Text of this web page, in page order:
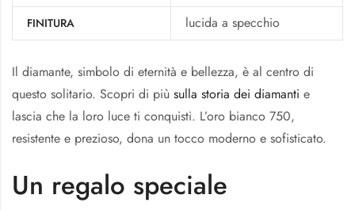
FINITURA lucida a specchio
Il diamante, simbolo di eternità e bellezza, è al centro di
questo solitario. Scopri di più sulla storia dei diamanti e
lascia che la loro luce ti conquisti. L’oro bianco 750,
resistente e prezioso, dona un tocco moderno e sofisticato.
Un regalo speciale